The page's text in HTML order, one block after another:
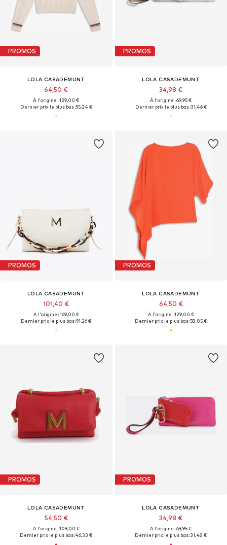
PROMOS
LOLA CASADEMUNT
64,50 €
À l'origine : 129,00 €
Dernier prix le plus bas :55,24 €
PROMOS
LOLA CASADEMUNT
34,98 €
À l'origine : 69,95 €
Dernier prix le plus bas :31,46 €
PROMOS
LOLA CASADEMUNT
101,40 €
À l'origine : 169,00 €
Dernier prix le plus bas :91,26 €
PROMOS
LOLA CASADEMUNT
64,50 €
À l'origine : 129,00 €
Dernier prix le plus bas :58,05 €
PROMOS
LOLA CASADEMUNT
54,50 €
À l'origine : 109,00 €
Dernier prix le plus bas :46,33 €
PROMOS
LOLA CASADEMUNT
34,98 €
À l'origine : 69,95 €
Dernier prix le plus bas :31,48 €